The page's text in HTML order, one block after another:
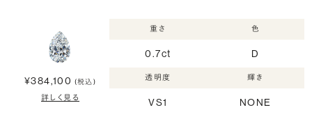
¥384,100 (税込)
詳しく見る
重さ
0.7ct
色
D
透明度
VS1
輝き
NONE